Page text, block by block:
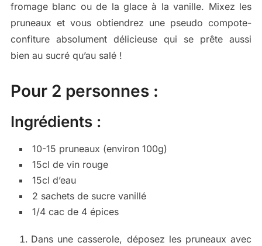
fromage blanc ou de la glace à la vanille. Mixez les
pruneaux et vous obtiendrez une pseudo compote-
confiture absolument délicieuse qui se prête aussi
bien au sucré qu’au salé !
Pour 2 personnes :
Ingrédients :
10-15 pruneaux (environ 100g)
15cl de vin rouge
15cl d’eau
2 sachets de sucre vanillé
1/4 cac de 4 épices
Dans une casserole, déposez les pruneaux avec